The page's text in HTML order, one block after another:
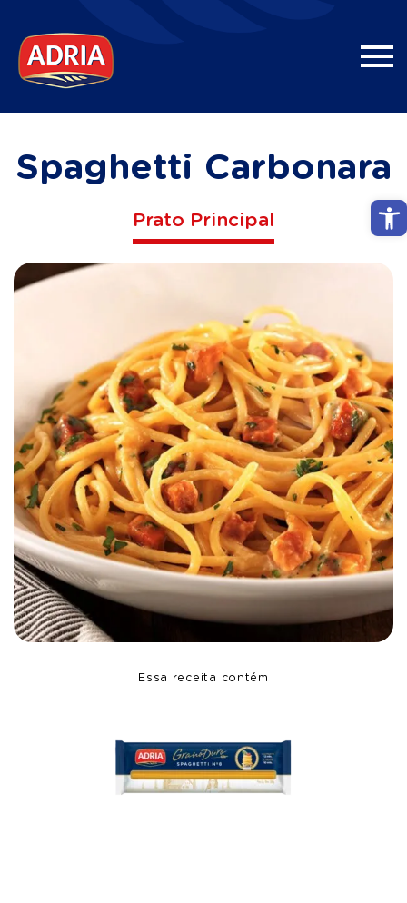
Spaghetti Carbonara
Prato Principal
Essa receita contém